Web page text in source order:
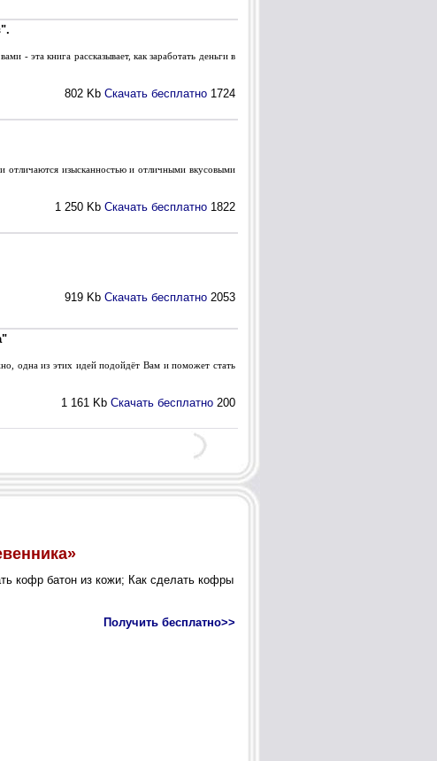
- эта книга рассказывает, как заработать деньги в
802 Kb Скачать бесплатно 1724
отличаются изысканностью и отличными вкусовыми
1 250 Kb Скачать бесплатно 1822
919 Kb Скачать бесплатно 2053
одна из этих идей подойдёт Вам и поможет стать
1 161 Kb Скачать бесплатно 200